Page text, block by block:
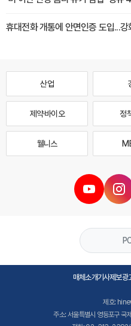
휴대전화 개통에 안면인증 도입...
산업
제약·바이오 정
웰니스
매체소개기사제보광
제호:
주소: 서울특별시 영등포구